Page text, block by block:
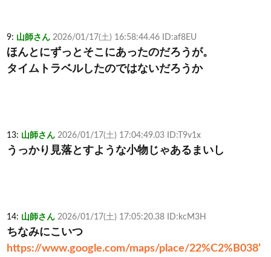
9: 山師さん 2026/01/17(土) 16:58:44.46 ID:af8EU
ほんとにずっとそこにあったのだろうが。
タイムトラベルしたのではないだろうか
13: 山師さん 2026/01/17(土) 17:04:49.03 ID:T9v1x
うっかり見落とすような小物じゃあるまいし
14: 山師さん 2026/01/17(土) 17:05:20.38 ID:kcM3H
ちなみにこいつ
https://www.google.com/maps/place/22%C2%B038’